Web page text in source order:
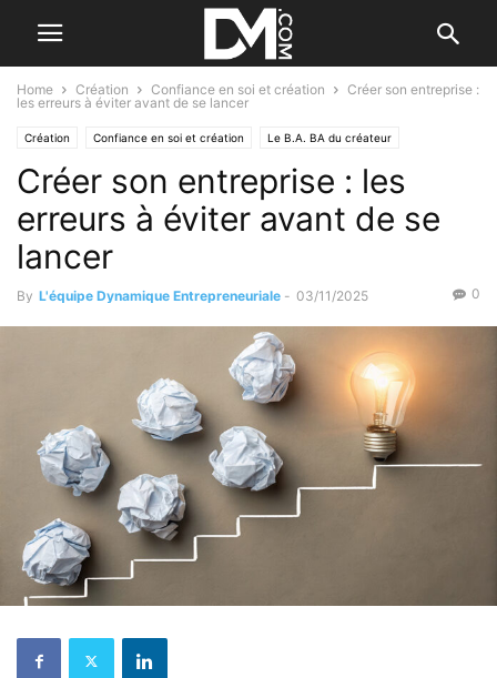
Home Création Confiance en soi et création
Créer son entreprise :
les erreurs à éviter avant de se lancer
Création Confiance en soi et création Le B.A. BA du créateur
Les étapes de la création Se former à la création
Créer son entreprise : les
erreurs à éviter avant de se
lancer
By L'équipe Dynamique Entrepreneuriale - 03/11/2025 0